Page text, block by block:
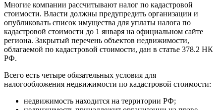
Многие компании рассчитывают налог по кадастровой
стоимости. Власти должны предупредить организации и
опубликовать список имущества для уплаты налога по
кадастровой стоимости до 1 января на официальном сайте
региона. Закрытый перечень объектов недвижимости,
облагаемой по кадастровой стоимости, дан в статье 378.2 НК
РФ.
Всего есть четыре обязательных условия для
налогообложения недвижимости по кадастровой стоимости:
недвижимость находится на территории РФ;